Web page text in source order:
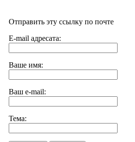
Отправить эту ссылку по почте
E-mail адресата:
Ваше имя:
Ваш e-mail:
Тема: